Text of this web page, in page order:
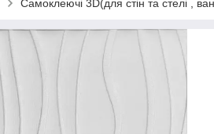
Самоклеючі 3D(для стін та стелі ,